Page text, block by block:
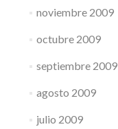
noviembre 2009
octubre 2009
septiembre 2009
agosto 2009
julio 2009